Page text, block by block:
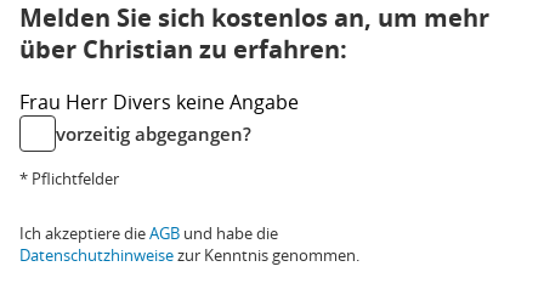
Melden Sie sich kostenlos an, um mehr
über Christian zu erfahren:
Frau Herr Divers keine Angabe
vorzeitig abgegangen?
* Pflichtfelder
Ich akzeptiere dieAGB und habe die
Datenschutzhinweisezur Kenntnis genommen.